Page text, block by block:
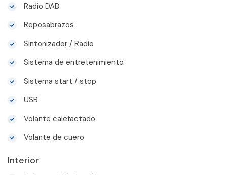
Radio DAB
Reposabrazos
Sintonizador / Radio
Sistema de entretenimiento
Sistema start / stop
USB
Volante calefactado
Volante de cuero
Interior